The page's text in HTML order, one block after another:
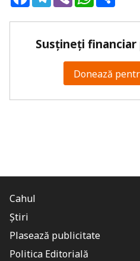
Susțineți
Donează
Cahul
Știri
Plasează publicitate
Politica Editorială